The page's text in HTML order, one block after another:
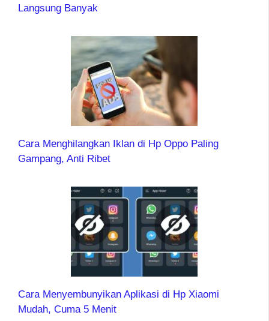
Langsung Banyak
Cara Menghilangkan Iklan di Hp Oppo Paling
Gampang, Anti Ribet
Cara Menyembunyikan Aplikasi di Hp Xiaomi
Mudah, Cuma 5 Menit